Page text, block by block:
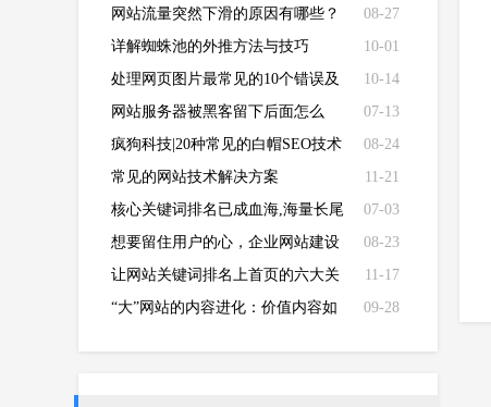
08-27
网站流量突然下滑的原因有哪些？
10-01
详解蜘蛛池的外推方法与技巧
10-14
处理网页图片最常见的10个错误及
解决方案
07-13
网站服务器被黑客留下后面怎么
办？
08-24
疯狗科技|20种常见的白帽SEO技术
11-21
常见的网站技术解决方案
07-03
核心关键词排名已成血海,海量长尾
词或者是出路
08-23
想要留住用户的心，企业网站建设
就该这样做！
11-17
让网站关键词排名上首页的六大关
键要素
09-28
“大”网站的内容进化：价值内容如